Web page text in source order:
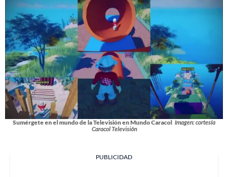
Sumérgete en el mundo de la Televisión en Mundo Caracol Imagen: cortesía
Caracol Televisión
PUBLICIDAD